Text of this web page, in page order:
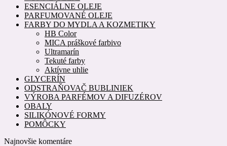
ESENCIÁLNE OLEJE
PARFUMOVANÉ OLEJE
FARBY DO MYDLA A KOZMETIKY
HB Color
MICA práškové farbivo
Ultramarín
Tekuté farby
Aktívne uhlie
GLYCERÍN
ODSTRAŇOVAČ BUBLINIEK
VÝROBA PARFÉMOV A DIFUZÉROV
OBALY
SILIKÓNOVÉ FORMY
POMÔCKY
Najnovšie komentáre